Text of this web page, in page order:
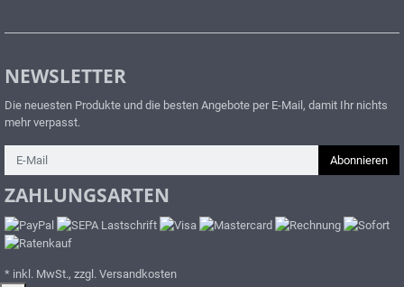
NEWSLETTER
Die neuesten Produkte und die besten Angebote per E-Mail, damit Ihr nichts
mehr verpasst.
Newsletter
Abonnieren
ZAHLUNGSARTEN
* inkl. MwSt., zzgl. Versandkosten